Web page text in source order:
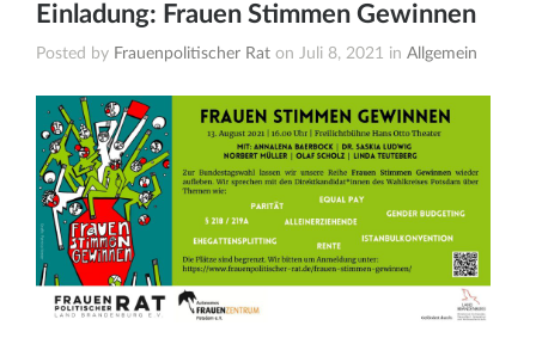
Einladung: Frauen Stimmen Gewinnen
Posted by Frauenpolitischer Rat on Juli 8, 2021 inAllgemein